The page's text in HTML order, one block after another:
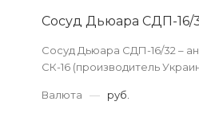
Сосуд Дьюара СДП-16/
Сосуд Дьюара СДП-16/32 –
СК-16 (производитель
Валюта — руб.